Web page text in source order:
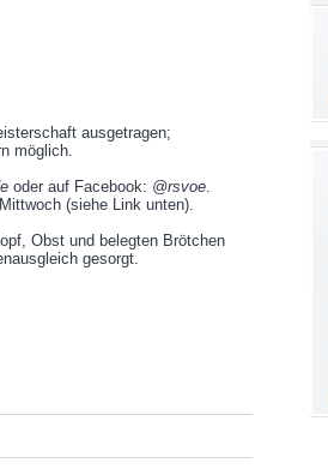
ausgetragen;
möglich.
oder auf Facebook: @rsvoe.
(siehe Link unten).
Obst und belegten Brötchen
gesorgt.